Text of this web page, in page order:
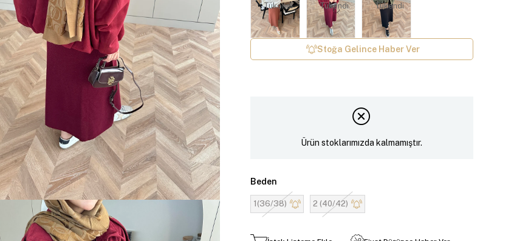
Tükendi Tükendi Tükendi
Stoğa Gelince Haber Ver
Ürün stoklarımızda kalmamıştır.
Beden
1(36/38) 2 (40/42)